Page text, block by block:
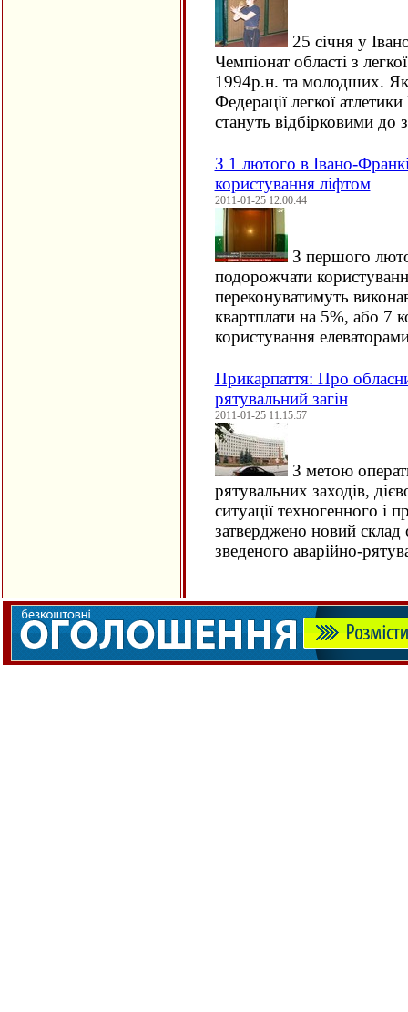
25 січня у
Чемпіонат області з
1994р.н. та молодших.
Федерації легкої
стануть відбірковими
З 1 лютого в Івано-
користування ліфтом
2011-01-25 12:00:44
З першого
подорожчати
переконуватимуть
квартплати на 5%, або 7
користування
Прикарпаття: Про
рятувальний загін
2011-01-25 11:15:57
З метою
рятувальних заходів,
ситуації техногенного і
затверджено новий склад
зведеного аварійно-